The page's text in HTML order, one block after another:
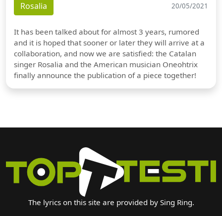
Rosalia 20/05/2021
It has been talked about for almost 3 years, rumored
and it is hoped that sooner or later they will arrive at a
collaboration, and now we are satisfied: the Catalan
singer Rosalia and the American musician Oneohtrix
finally announce the publication of a piece together!
The lyrics on this site are provided by Sing Ring.